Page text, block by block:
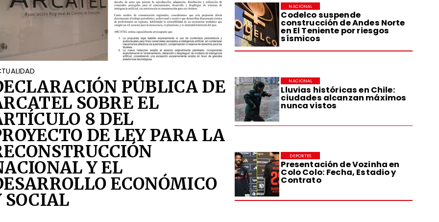
Codelco suspende
construcción de Andes Norte
en El Teniente por riesgos
sísmicos
NACIONAL
Lluvias históricas en Chile:
ciudades alcanzan máximos
nunca vistos
NACIONAL
Presentación de Vozinha en
Colo Colo: Fecha, Estadio y
Contrato
DEPORTES
PÚBLICA DE
SOBRE EL
8 DEL
DE LEY PARA LA
Y EL
ECONÓMICO
SOCIAL